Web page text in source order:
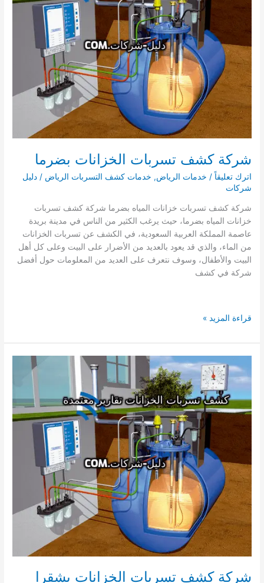
شركة كشف تسربات الخزانات بضرما
اترك تعليقاً / خدمات الرياض, خدمات كشف التسربات الرياض /دليل
شركات
شركة كشف تسربات خزانات المياه بضرما شركة كشف تسربات
خزانات المياه بضرما، حيث يرغب الكثير من الناس في مدينة بريدة
عاصمة المملكة العربية السعودية، في الكشف عن تسربات الخزانات
من الماء، والذي قد يعود بالعديد من الأضرار على البيت وعلى كل أهل
البيت والأطفال، وسوف نتعرف على العديد من المعلومات حول أفضل
شركة في كشف
شركة
تسربات
الخزانات
بضرما
قراءة المزيد »
شركة كشف تسربات الخزانات بشقرا